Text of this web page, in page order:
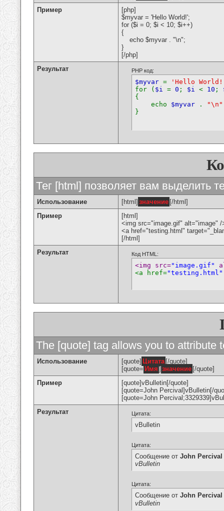
Пример
[php]
$myvar = 'Hello World!';
for ($i = 0; $i < 10; $i++)
{
echo $myvar . "\n";
}
[/php]
Результат
PHP код:
$myvar =
'Hello
for ( $i = 0 ; $i < 10 ;
{
echo $myvar . "\n"
}
Тег [html] позволяет вам выделить
Использование [html] значение [/html]
Пример
[html]
<img src="image.gif" alt="image" /
<a href="testing.html"
[/html]
Результат
Код HTML:
<img src="image.gif"
<a href="testing.html"
The [quote] tag allows you to attribute
Использование [quote] Цитата [/quote]
[quote= Имя ] значение [/quote]
Пример
[quote]vBulletin[/quote]
[quote=John Percival]vBulletin[/
[quote=John
Результат
Цитата:
vBulletin
Цитата:
Сообщение от John Percival
vBulletin
Цитата:
Сообщение от John Percival
vBulletin